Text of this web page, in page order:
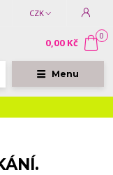
Menu
CZK
0
0,00 Kč